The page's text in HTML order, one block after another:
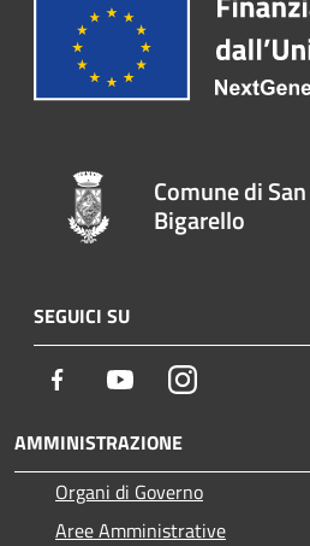
Comune di
Bigarello
SEGUICI SU
Facebook YoutubeInstagram
AMMINISTRAZIONE
Organi di Governo
Aree Amministrative